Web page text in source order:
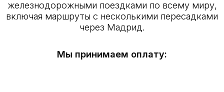
железнодорожными поездками по всему миру,
включая маршруты с несколькими пересадками
через Мадрид.
Мы принимаем оплату: